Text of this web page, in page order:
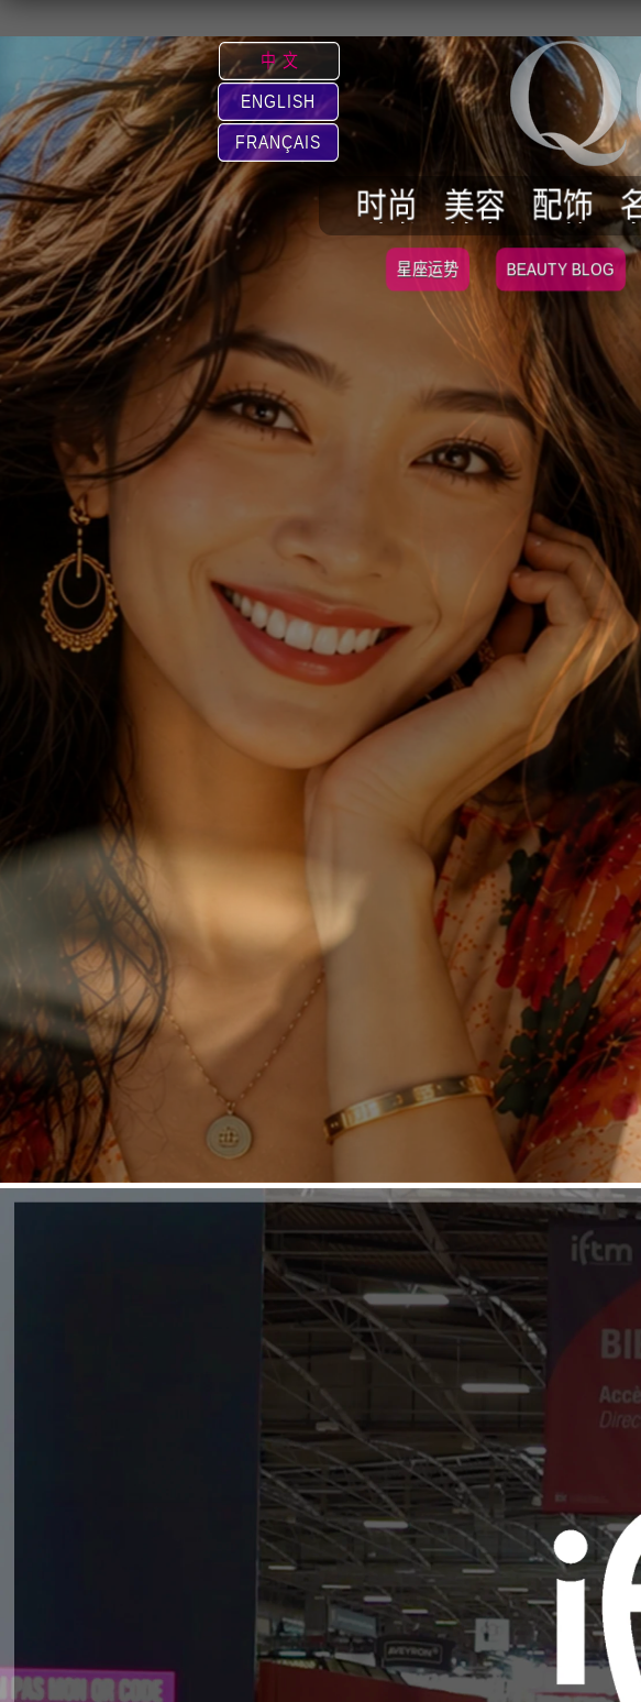
中 文
ENGLISH
FRANÇAIS
时尚 美容 配饰
星座运势 BEAUTY BLOG